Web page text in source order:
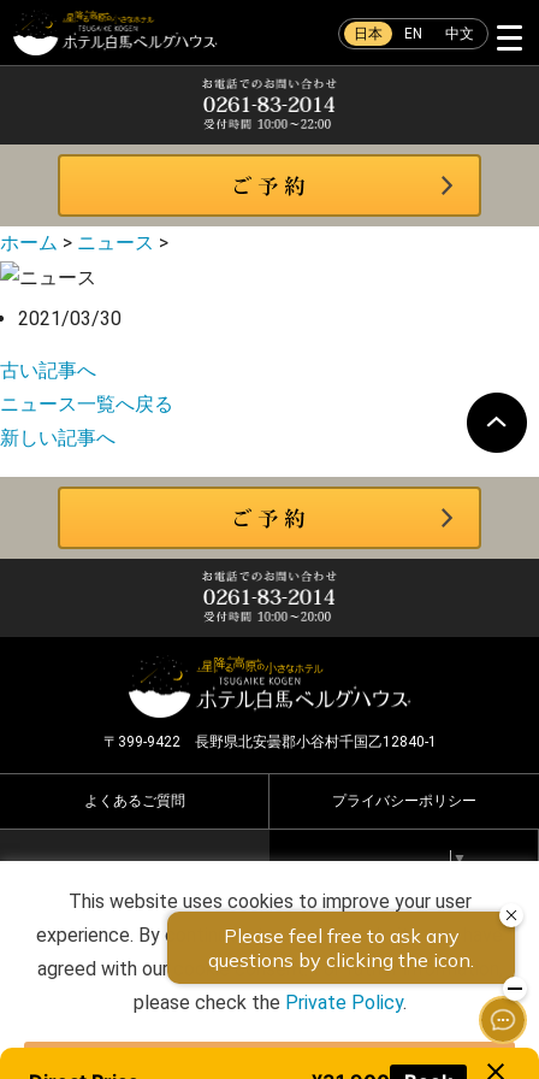
日本 EN 中文
ホーム > ニュース >
2021/03/30
古い記事へ
ニュース一覧へ戻る
新しい記事へ
〒399-9422 長野県北安曇郡小谷村千国乙12840-1
よくあるご質問 プライバシーポリシー
Select Language ▼
Copyright ©2026 HOTEL HAKUBA BERGHAUS all rights
reserved.
This website uses cookies to improve your user
experience. By continuing to use this website, you have
agreed with our cookie consent. For futher information,
please check the Private Policy.